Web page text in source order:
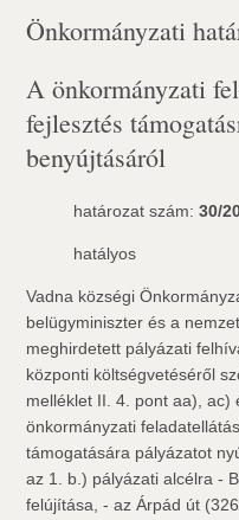
Önkormányzati
A önkormányzati
fejlesztés
benyújtásáról
határozat szám:30/
hatályos
Vadna községi
belügyminiszter és a
meghirdetett pályázati
központi költségvetéséről
melléklet II. 4. pont aa), ac)
önkormányzati
támogatására pályázatot
az 1. b.) pályázati alcélra -
felújítása, - az Árpád út